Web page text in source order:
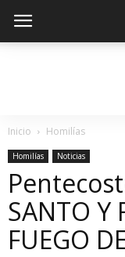
Inicio Homilías
Homilías Noticias
SANTO Y
FUEGO